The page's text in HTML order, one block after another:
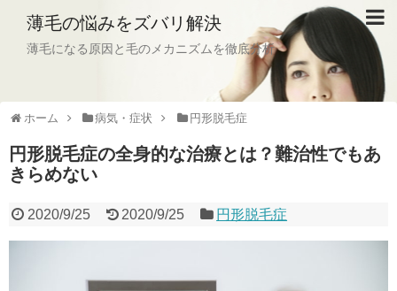
薄毛の悩みをズバリ解決
薄毛になる原因と毛のメカニズムを徹底分析
ホーム 病気・症状 円形脱毛症
円形脱毛症の全身的な治療とは？難治性でもあ
きらめない
2020/9/25 2020/9/25 円形脱毛症